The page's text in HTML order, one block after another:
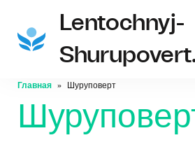
Lentochnyj-
Главная Шуруповерт